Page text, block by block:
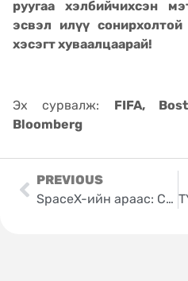
руугаа хэлбийчихсэн
эсвэл илүү
хэсэгт хуваалцаарай!
Эх сурвалж: FIFA,
Bloomberg
PREVIOUS
SpaceX-ийн араас: Санхүүгийн зах зээлийг доргиож буй AI болон Технологийн дараагийн “Тэсрэлтүүд”